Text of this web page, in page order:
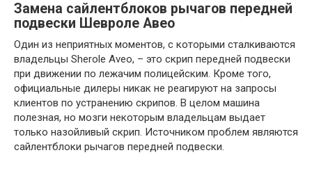
Замена сайлентблоков рычагов передней
подвески Шевроле Авео
Один из неприятных моментов, с которыми сталкиваются
владельцы Sherole Aveo, – это скрип передней подвески
при движении по лежачим полицейским. Кроме того,
официальные дилеры никак не реагируют на запросы
клиентов по устранению скрипов. В целом машина
полезная, но мозги некоторым владельцам выдает
только назойливый скрип. Источником проблем являются
сайлентблоки рычагов передней подвески.